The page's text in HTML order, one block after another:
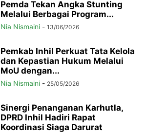
Pemda Tekan Angka Stunting
Melalui Berbagai Program...
Nia Nismaini - 13/06/2026
Pemkab Inhil Perkuat Tata Kelola
dan Kepastian Hukum Melalui
MoU dengan...
Nia Nismaini - 25/05/2026
Sinergi Penanganan Karhutla,
DPRD Inhil Hadiri Rapat
Koordinasi Siaga Darurat